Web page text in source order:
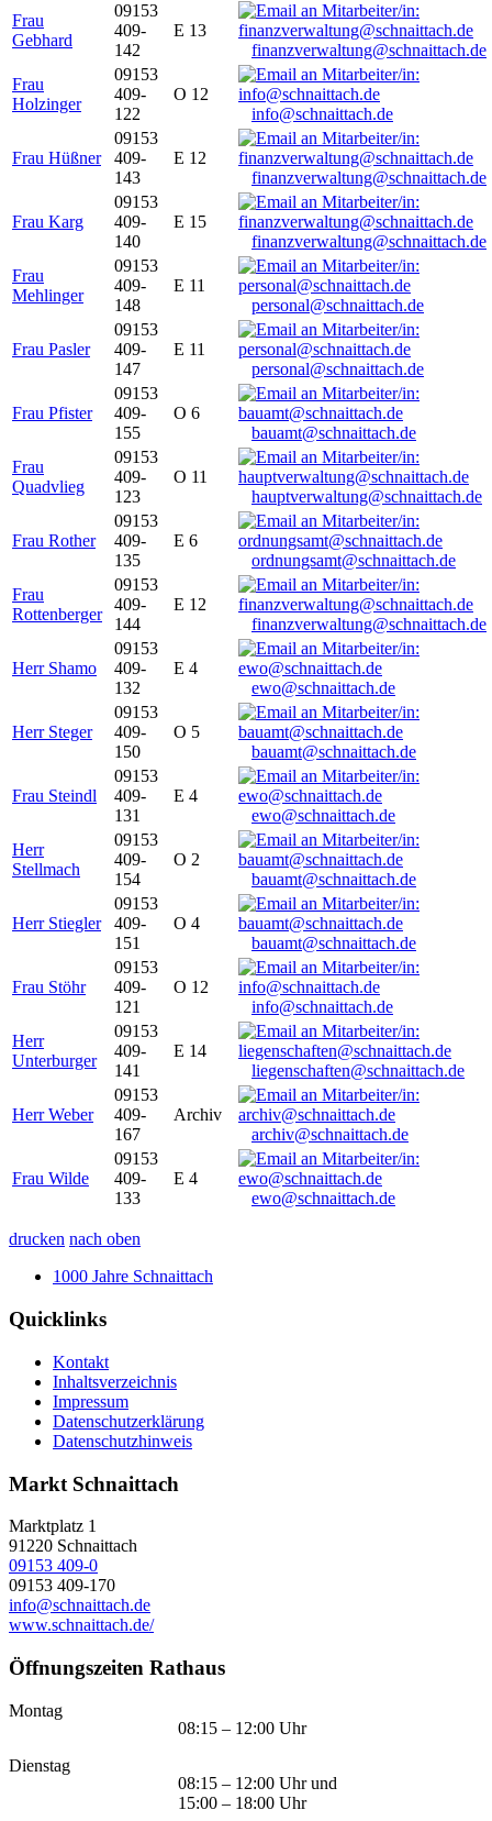
Frau
Gebhard
09153
409-
142
E 13
finanzverwaltung@schnaittach.de
Frau
Holzinger
09153
409-
122
O 12
info@schnaittach.de
Frau Hüßner
09153
409-
143
E 12
finanzverwaltung@schnaittach.de
Frau Karg
09153
409-
140
E 15
finanzverwaltung@schnaittach.de
Frau
Mehlinger
09153
409-
148
E 11
personal@schnaittach.de
Frau Pasler
09153
409-
147
E 11
personal@schnaittach.de
Frau Pfister
09153
409-
155
O 6
bauamt@schnaittach.de
Frau
Quadvlieg
09153
409-
123
O 11
hauptverwaltung@schnaittach.de
Frau Rother
09153
409-
135
E 6
ordnungsamt@schnaittach.de
Frau
Rottenberger
09153
409-
144
E 12
finanzverwaltung@schnaittach.de
Herr Shamo
09153
409-
132
E 4
ewo@schnaittach.de
Herr Steger
09153
409-
150
O 5
bauamt@schnaittach.de
Frau Steindl
09153
409-
131
E 4
ewo@schnaittach.de
Herr
Stellmach
09153
409-
154
O 2
bauamt@schnaittach.de
Herr Stiegler
09153
409-
151
O 4
bauamt@schnaittach.de
Frau Stöhr
09153
409-
121
O 12
info@schnaittach.de
Herr
Unterburger
09153
409-
141
E 14
liegenschaften@schnaittach.de
Herr Weber
09153
409-
167
Archiv
archiv@schnaittach.de
Frau Wilde
09153
409-
133
E 4
ewo@schnaittach.de
drucken nach oben
1000 Jahre Schnaittach
Quicklinks
Kontakt
Inhaltsverzeichnis
Impressum
Datenschutzerklärung
Datenschutzhinweis
Markt Schnaittach
Marktplatz 1
91220 Schnaittach
09153 409-0
09153 409-170
info@schnaittach.de
www.schnaittach.de/
Öffnungszeiten Rathaus
Montag
08:15 – 12:00 Uhr
Dienstag
08:15 – 12:00 Uhr und
15:00 – 18:00 Uhr